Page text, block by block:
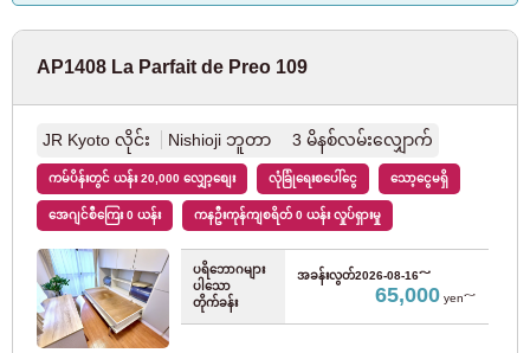
AP1408 La Parfait de Preo 109
JR Kyoto လိုင်း Nishioji ဘူတာ 3 မိနစ်လမ်းလျှောက်
ကမ်ပိန်းတွင် ယန်း 20,000 လျှော့စျေး လုံခြုံရေးစပေါ်ငွေ သော့ငွေမရှိ
အေဂျင်စီကြေး 0 ယန်း ကနဦးကုန်ကျစရိတ် 0 ယန်း လှုပ်ရှားမှု
ပရိဘောဂများ
ပါသော
တိုက်ခန်း
အခန်းလွတ်2026-08-16～
65,000yen～
Tokyo Metro Marunouchi လိုင်း (126)
Tokyo Metro Hanzomon လိုင်း (6)
တိုကျိုမြို့တွင်း Yurakucho လိုင်း
တနင်္ဂ
နွေ
တနင်္
လာ
အင်္ဂါ
ဗုဒ္ဓဟူ
ကြာ
သပ
သော
ကြာ